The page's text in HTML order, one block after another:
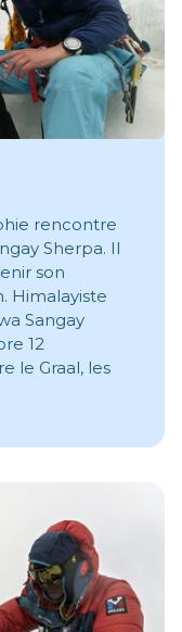
rencontre
Sherpa. Il
son
Himalayiste
Sangay
12
le Graal, les